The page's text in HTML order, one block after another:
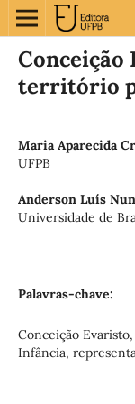
Conceição
território
Maria Aparecida
UFPB
Anderson Luís
Universidade de
Palavras-chave:
Conceição
Infância,